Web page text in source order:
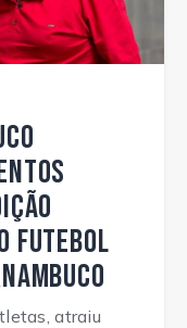
futebol
atraiu